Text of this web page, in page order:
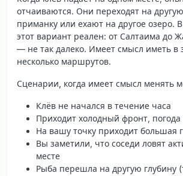
отчаиваются. Они переходят на
приманку или ехают на другое озеро.
этот вариант реален: от Салтаима до
— не так далеко. Имеет смысл иметь в
несколько маршрутов.
Сценарии, когда имеет смысл менять
Клёв не начался в течение часа
Приходит холодный фронт, погода
На вашу точку приходит большая
Вы заметили, что соседи ловят
месте
Рыба перешла на другую глубину